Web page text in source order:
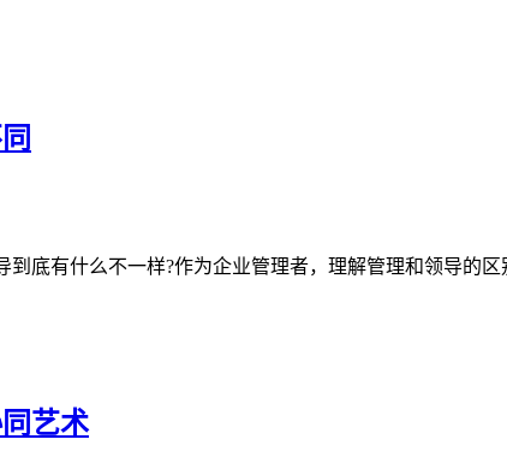
底有什么不一样?作为企业管理者，理解管理和领导的区
艺术